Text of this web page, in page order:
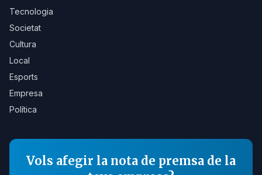
Tecnologia
Societat
Cultura
Local
Esports
Empresa
Política
Vols afegir la nota de premsa de la